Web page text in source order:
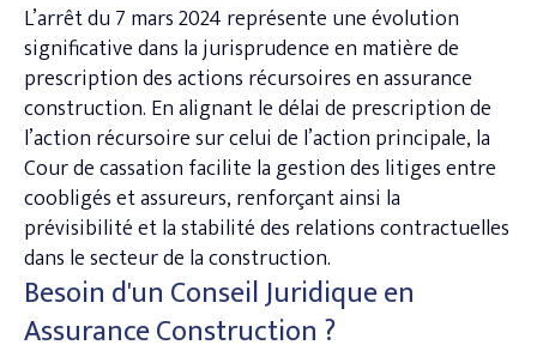
L’arrêt du 7 mars 2024 représente une évolution
significative dans la jurisprudence en matière de
prescription des actions récursoires en assurance
construction. En alignant le délai de prescription de
l’action récursoire sur celui de l’action principale, la
Cour de cassation facilite la gestion des litiges entre
coobligés et assureurs, renforçant ainsi la
prévisibilité et la stabilité des relations contractuelles
dans le secteur de la construction.
Besoin d'un Conseil Juridique en
Assurance Construction ?